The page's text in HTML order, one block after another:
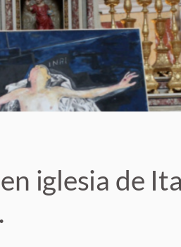
iglesia de